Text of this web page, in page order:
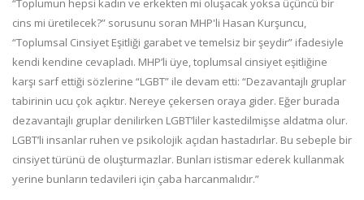
“Toplumun hepsi kadın ve erkekten mi oluşacak yoksa üçüncü bir
cins mi üretilecek?” sorusunu soran MHP'li Hasan Kurşuncu,
“Toplumsal Cinsiyet Eşitliği garabet ve temelsiz bir şeydir” ifadesiyle
kendi kendine cevapladı. MHP’li üye, toplumsal cinsiyet eşitliğine
karşı sarf ettiği sözlerine “LGBT” ile devam etti: “Dezavantajlı gruplar
tabirinin ucu çok açıktır. Nereye çekersen oraya gider. Eğer burada
dezavantajlı gruplar denilirken LGBT’liler kastedilmişse aldatma olur.
LGBT’li insanlar ruhen ve psikolojik açıdan hastadırlar. Bu sebeple bir
cinsiyet türünü de oluşturmazlar. Bunları istismar ederek kullanmak
yerine bunların tedavileri için çaba harcanmalıdır.”